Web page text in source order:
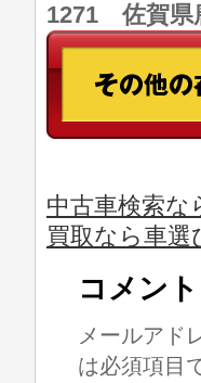
1271 佐賀県
中古車検索な
買取なら車
コメン
メールアド
は必須項目